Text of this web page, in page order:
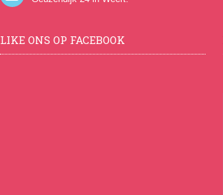
LIKE ONS OP FACEBOOK